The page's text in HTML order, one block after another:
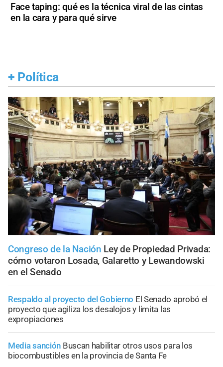
Face taping: qué es la técnica viral de las cintas
en la cara y para qué sirve
+ Política
Congreso de la Nación Ley de Propiedad Privada:
cómo votaron Losada, Galaretto y Lewandowski
en el Senado
Respaldo al proyecto del Gobierno El Senado aprobó el
proyecto que agiliza los desalojos y limita las
expropiaciones
Media sanción Buscan habilitar otros usos para los
biocombustibles en la provincia de Santa Fe